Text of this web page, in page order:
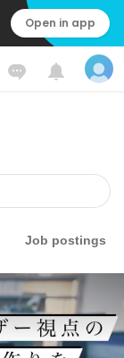
Open in app
Job postings